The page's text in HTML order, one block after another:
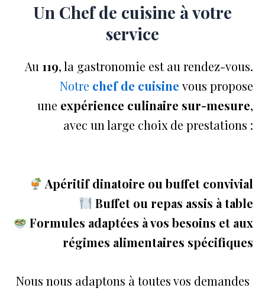
Un Chef de cuisine à votre
service
Au 119, la gastronomie est au rendez-vous.
Notre chef de cuisine vous propose
une expérience culinaire sur-mesure,
avec un large choix de prestations :
Apéritif dinatoire ou buffet convivial
Buffet ou repas assis à table
Formules adaptées à vos besoins et aux
régimes alimentaires spécifiques
Nous nous adaptons à toutes vos demandes